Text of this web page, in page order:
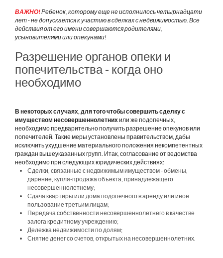
ВАЖНО!Ребенок, которому еще не исполнилось четырнадцати
лет - не допускается к участию в сделках с недвижимостью. Все
действия от его имени совершаются родителями,
усыновителями или опекунами!
Разрешение органов опеки и
попечительства - когда оно
необходимо
В некоторых случаях, для того чтобы совершить сделку с
имуществом несовершеннолетнихили же подопечных,
необходимо предварительно получить разрешение опекунов или
попечителей. Такие меры установлены правительством, дабы
исключить ухудшение материального положения некомпетентных
граждан вышеуказанных групп. Итак, согласование от ведомства
необходимо при следующих юридических действиях:
Сделки, связанные с недвижимым имуществом - обмены,
дарение, купля-продажа объекта, принадлежащего
несовершеннолетнему;
Сдача квартиры или дома подопечного в аренду или иное
пользование третьим лицам;
Передача собственности несовершеннолетнего в качестве
залога кредитному учреждению;
Дележка недвижимости по долям;
Снятие денег со счетов, открытых на несовершеннолетних.